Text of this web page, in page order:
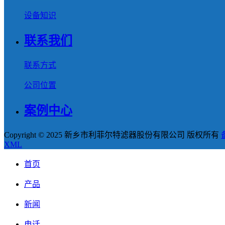
设备知识
联系我们
联系方式
公司位置
案例中心
Copyright © 2025 新乡市利菲尔特滤器股份有限公司 版权所有
XML
首页
产品
新闻